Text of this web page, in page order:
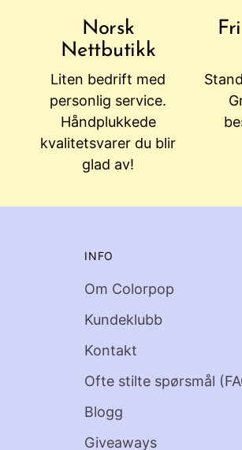
Norsk
Nettbutikk
Liten bedrift med
personlig service.
Håndplukkede
kvalitetsvarer du blir
glad av!
INFO
Om Colorpop
Kundeklubb
Kontakt
Ofte stilte spørsmål
Blogg
Giveaways